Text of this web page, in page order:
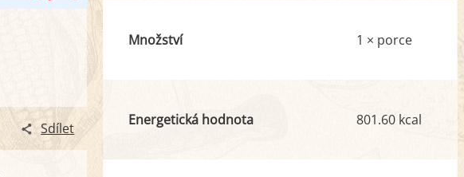
Sdílet
Množství 1 × porce
Energetická hodnota 801.60 kcal